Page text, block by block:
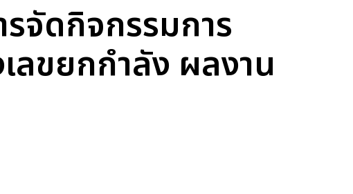
จัดกิจกรรมการ
ลขยกกำลัง ผลงาน